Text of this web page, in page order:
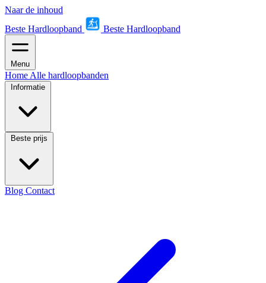
Naar de inhoud
Beste Hardloopband
Beste Hardloopband
Menu
Home Alle hardloopbanden
Informatie
Beste prijs
Blog Contact